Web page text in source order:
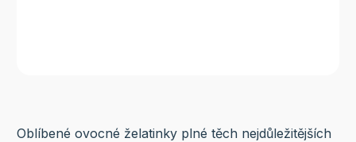
Oblíbené ovocné želatinky plné těch nejdůležitějších